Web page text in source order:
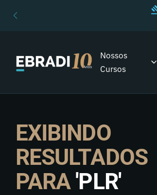
Nossos
Cursos
EXIBINDO
RESULTADOS
PARA'PLR'